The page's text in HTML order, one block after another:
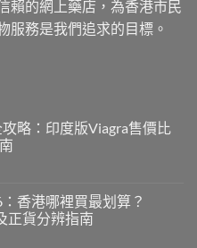
賴的網上藥店，為香港市民
服務是我們追求的目標。
略：印度版Viagra售價比
香港哪裡買最划算？
正貨分辨指南